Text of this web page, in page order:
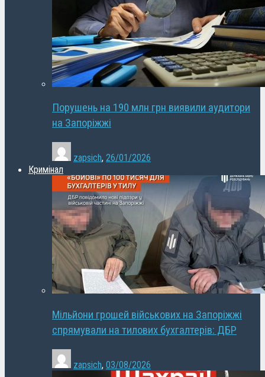
Порушень на 190 млн грн виявили аудитори
на Запоріжжі
zapsich, 26/01/2026
Кримінал
Мільйони грошей військових на Запоріжжі
спрямували на тилових бухгалтерів: ДБР
zapsich, 03/08/2026